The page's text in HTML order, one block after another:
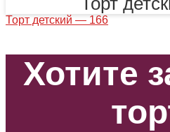
Торт детский — 166
Хотите